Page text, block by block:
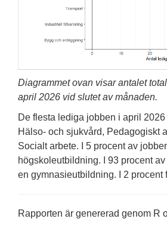
Diagrammet ovan visar antalet
april 2026 vid slutet av månaden.
De flesta lediga jobben i april
Hälso- och sjukvård, Pedagogiskt
Socialt arbete. I 5 procent av
högskoleutbildning. I 93 procent
en gymnasieutbildning. I 2 procent
Rapporten är genererad genom R